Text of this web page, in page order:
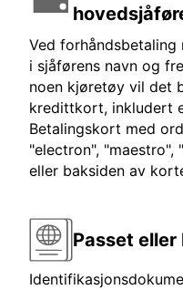
Ved
i sjåførens navn og
noen kjøretøy vil det
kredittkort, inkludert
Betalingskort med
"electron",
eller baksiden av
Passet